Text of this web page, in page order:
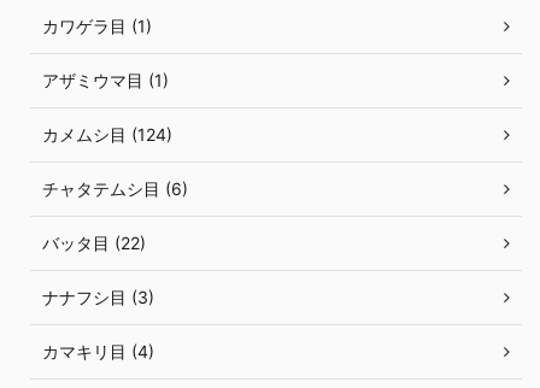
カワゲラ目 (1)
アザミウマ目 (1)
カメムシ目 (124)
チャタテムシ目 (6)
バッタ目 (22)
ナナフシ目 (3)
カマキリ目 (4)